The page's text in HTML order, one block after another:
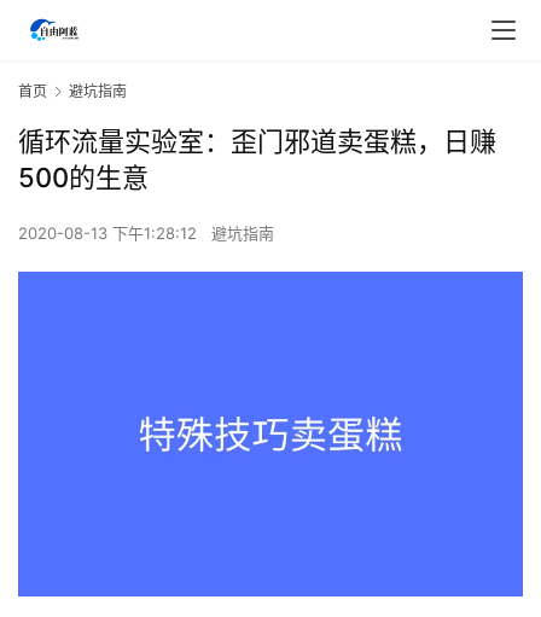
首页 避坑指南
循环流量实验室：歪门邪道卖蛋糕，日赚
500的生意
2020-08-13 下午1:28:12 避坑指南